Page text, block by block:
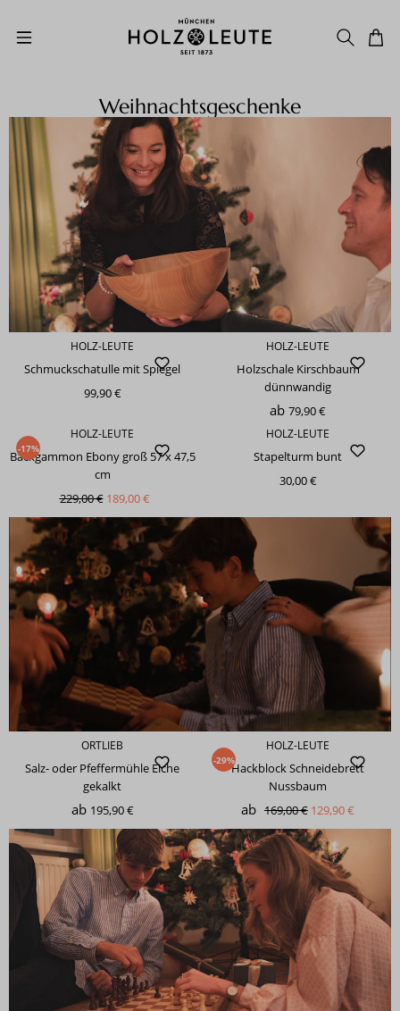
Zum Hauptinhalt springen
Weihnachtsgeschenke
HOLZ-LEUTE
Schmuckschatulle mit Spiegel
99,90 €
HOLZ-LEUTE
Holzschale Kirschbaum
dünnwandig
ab 79,90 €
-17%
HOLZ-LEUTE
Backgammon Ebony groß 57 x 47,5
cm
229,00 € 189,00 €
HOLZ-LEUTE
Stapelturm bunt
30,00 €
ORTLIEB
Salz- oder Pfeffermühle Eiche
gekalkt
ab 195,90 €
-29%
HOLZ-LEUTE
Hackblock Schneidebrett
Nussbaum
ab 169,00 € 129,90 €